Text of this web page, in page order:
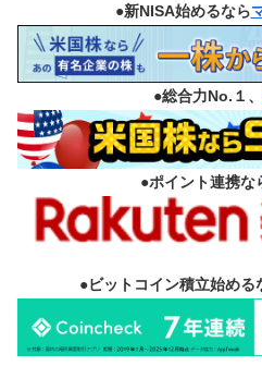
●新NISA始めるなら
●総合力No.１、
●ポイント連携な
●ビットコイン積立始める